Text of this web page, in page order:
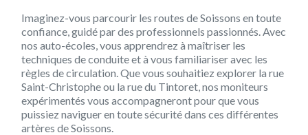
Imaginez-vous parcourir les routes de Soissons en toute
confiance, guidé par des professionnels passionnés. Avec
nos auto-écoles, vous apprendrez à maîtriser les
techniques de conduite et à vous familiariser avec les
règles de circulation. Que vous souhaitiez explorer la rue
Saint-Christophe ou la rue du Tintoret, nos moniteurs
expérimentés vous accompagneront pour que vous
puissiez naviguer en toute sécurité dans ces différentes
artères de Soissons.